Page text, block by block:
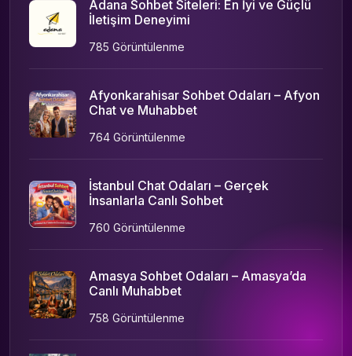
Adana Sohbet Siteleri: En İyi ve Güçlü
İletişim Deneyimi
785 Görüntülenme
Afyonkarahisar Sohbet Odaları – Afyon
Chat ve Muhabbet
764 Görüntülenme
İstanbul Chat Odaları – Gerçek
İnsanlarla Canlı Sohbet
760 Görüntülenme
Amasya Sohbet Odaları – Amasya’da
Canlı Muhabbet
758 Görüntülenme